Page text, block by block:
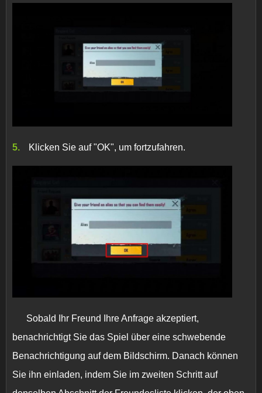
Klicken Sie auf "OK", um fortzufahren.
Sobald Ihr Freund Ihre Anfrage akzeptiert,
benachrichtigt Sie das Spiel über eine schwebende
Benachrichtigung auf dem Bildschirm. Danach können
Sie ihn einladen, indem Sie im zweiten Schritt auf